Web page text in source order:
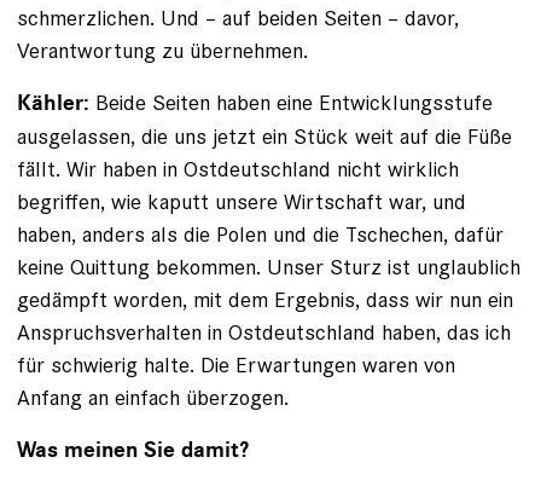
schmerzlichen. Und – auf beiden Seiten – davor,
Verantwortung zu übernehmen.
Kähler: Beide Seiten haben eine Entwicklungsstufe
ausgelassen, die uns jetzt ein Stück weit auf die Füße
fällt. Wir haben in Ostdeutschland nicht wirklich
begriffen, wie kaputt unsere Wirtschaft war, und
haben, anders als die Polen und die Tschechen, dafür
keine Quittung bekommen. Unser Sturz ist unglaublich
gedämpft worden, mit dem Ergebnis, dass wir nun ein
Anspruchsverhalten in Ostdeutschland haben, das ich
für schwierig halte. Die Erwartungen waren von
Anfang an einfach überzogen.
Was meinen Sie damit?